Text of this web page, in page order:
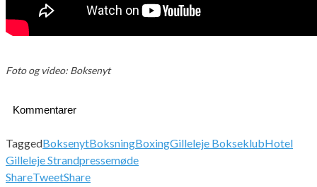
Foto og video: Boksenyt
Kommentarer
TaggedBoksenytBoksningBoxingGilleleje BokseklubHotel
Gilleleje Strandpressemøde
ShareTweetShare